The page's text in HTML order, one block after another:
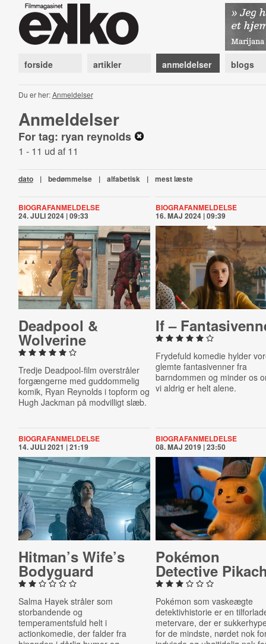
forside artikler anmeldelser blogs
Du er her:Anmeldelser
Anmeldelser
For tag: ryan reynolds
1 - 11 ud af 11
dato | bedømmelse | alfabetisk | mest læste
BIOGRAFANMELDELSE
24. JULI 2024 | 09:33
Deadpool &
Wolverine
Tredje Deadpool-film overstråler
forgængerne med guddommelig
komik, Ryan Reynolds i topform og
Hugh Jackman på modvilligt slæb.
BIOGRAFANMELDELSE
16. MAJ 2024 | 09:39
If –
Frydefuld komedie hylder
glemte fantasivenner fra
barndommen og minder os
vi aldrig er helt alene.
BIOGRAFANMELDELSE
14. JULI 2021 | 21:19
Hitman’s Wife’s
Bodyguard
Salma Hayek stråler som
storbandende og
temperamentsfuld helt i
actionkomedie, der falder fra
BIOGRAFANMELDELSE
08. MAJ 2019 | 23:50
Pokémon
Detective
Pokémon som vaskeægte
detektivhistorie er en
metervare, der er
for de mindste, nørdet nok